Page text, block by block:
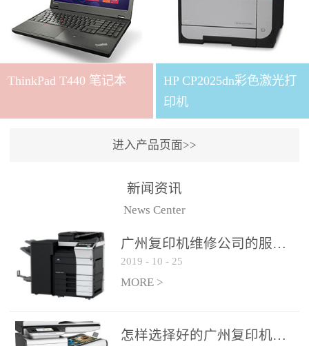
ThinkPad T440 笔记本
HP CP2025dn彩色激光打
印机
进入产品页面>>
新闻资讯
News Center
广州复印机维修公司的服务如何?
2019 - 10 - 25
MORE >
怎样选择好的广州复印机维修公司?